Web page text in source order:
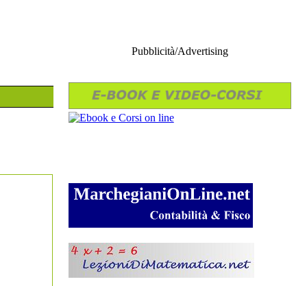
Pubblicità/Advertising